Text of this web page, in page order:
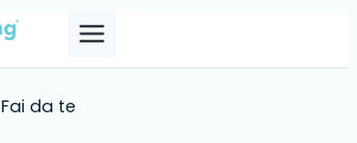
Fai da te